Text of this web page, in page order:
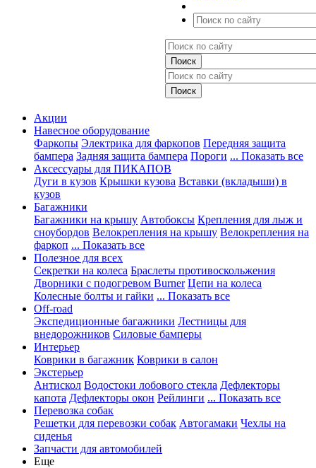
Акции
Навесное оборудование
Фаркопы Электрика для фаркопов Передняя защита
бампера Задняя защита бампера Пороги ... Показать все
Аксессуары для ПИКАПОВ
Дуги в кузов Крышки кузова Вставки (вкладыши) в
кузов
Багажники
Багажники на крышу Автобоксы Крепления для лыж и
сноубордов Велокрепления на крышу Велокрепления на
фаркоп ... Показать все
Полезное для всех
Секретки на колеса Браслеты противоскольжения
Дворники с подогревом Burner Цепи на колеса
Колесные болты и гайки ... Показать все
Off-road
Экспедиционные багажники Лестницы для
внедорожников Силовые бамперы
Интерьер
Коврики в багажник Коврики в салон
Экстерьер
Антискол Водостоки лобового стекла Дефлекторы
капота Дефлекторы окон Рейлинги ... Показать все
Перевозка собак
Решетки для перевозки собак Автогамаки Чехлы на
сиденья
Запчасти для автомобилей
Еще